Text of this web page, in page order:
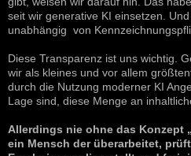
seit wir generative KI einsetzen.
unabhängig von
Diese Transparenz ist uns wichtig.
wir als kleines und vor allem
durch die Nutzung moderner KI
Lage sind, diese Menge an
Allerdings nie ohne das Konzept
ein Mensch der überarbeitet,